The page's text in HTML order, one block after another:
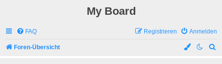
My Board
FAQ Anmelden
Registrieren
Foren-Übersicht